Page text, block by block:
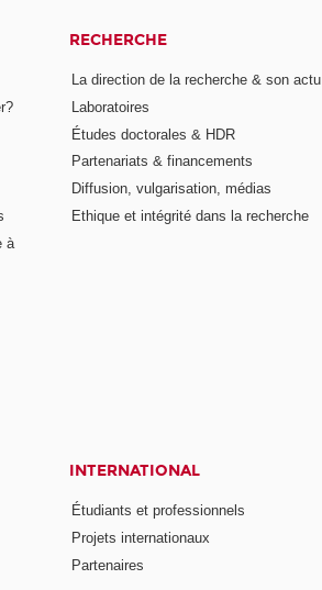
à
RECHERCHE
La direction de la recherche & son actu
Laboratoires
Études doctorales & HDR
Partenariats & financements
Diffusion, vulgarisation, médias
Ethique et intégrité dans la recherche
INTERNATIONAL
Étudiants et professionnels
Projets internationaux
Partenaires